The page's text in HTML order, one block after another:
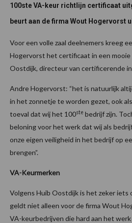
100ste VA-keur richtlijn certificaat
beurt aan de firma Wout Hogervorst
Voor een volle zaal deelnemers kreeg
Hogervorst het certificaat in een
Oostdijk, directeur van certificerende
Andre Hogervorst: “het is natuurlijk
in het zonnetje te worden gezet, ook
toeval dat wij het 100ste bedrijf zijn.
beloning voor het werk dat wij als
onze eigen veiligheid in het bedrijf op
brengen”.
VA-Keurmerken
Volgens Huib Oostdijk is het zeker iets
geldt niet alleen voor de firma Wout
VA-keurbedrijven die hard aan het